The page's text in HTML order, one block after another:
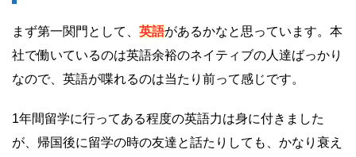
まず第一関門として、 英語があるかなと思っています。本
社で働いているのは英語余裕のネイティブの人達ばっかり
なので、英語が喋れるのは当たり前って感じです。
1年間留学に行ってある程度の英語力は身に付きました
が、帰国後に留学の時の友達と話たりしても、かなり衰え